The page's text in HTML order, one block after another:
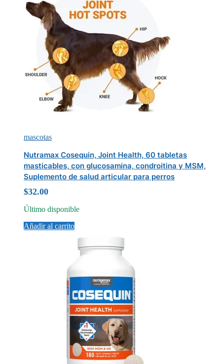
mascotas
Nutramax Cosequin, Joint Health, 60 tabletas
masticables, con glucosamina, condroitina y MSM,
Suplemento de salud articular para perros
$32.00
Último disponible
Añadir al carrito